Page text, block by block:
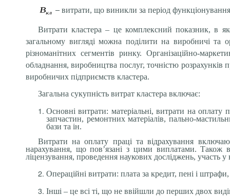
– витрати, що виникли за період
Витрати кластера – це комплексний показник, в
загальному вигляді можна поділити на виробничі та
різноманітних сегментів ринку. Організаційно-
обладнання, виробництва послуг, точністю розрахунків
виробничих підприємств кластера.
Загальна сукупність витрат кластера включає:
Основні витрати: матеріальні, витрати на оплату
запчастин, ремонтних матеріалів, пально-
бази та ін.
Витрати на оплату праці та відрахування
нарахування, що пов’язані з цими виплатами. Також
ліцензування, проведення наукових досліджень, участь
Операційні витрати: плата за кредит, пені і
Інші – це всі ті, що не ввійшли до перших двох